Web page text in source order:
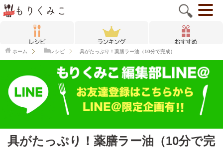
ホーム レシピ 具がたっぷり！薬膳ラー油（10分で完成）
具がたっぷり！薬膳ラー油（10分で完